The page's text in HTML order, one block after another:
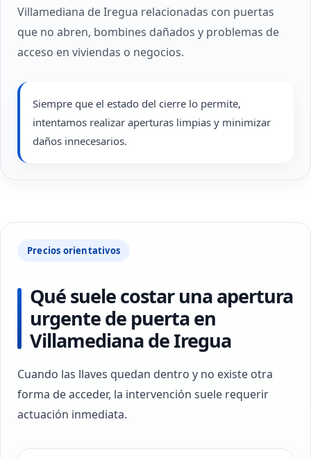
Villamediana de Iregua relacionadas con puertas
que no abren, bombines dañados y problemas de
acceso en viviendas o negocios.
Siempre que el estado del cierre lo permite,
intentamos realizar aperturas limpias y minimizar
daños innecesarios.
Precios orientativos
Qué suele costar una apertura
urgente de puerta en
Villamediana de Iregua
Cuando las llaves quedan dentro y no existe otra
forma de acceder, la intervención suele requerir
actuación inmediata.